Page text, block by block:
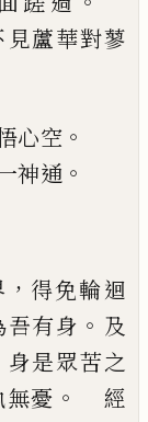
見蘆華對蓼
心空 。
神通 。
， 得免輪迴
吾有身 。 及
身是眾苦之
無憂 。
經